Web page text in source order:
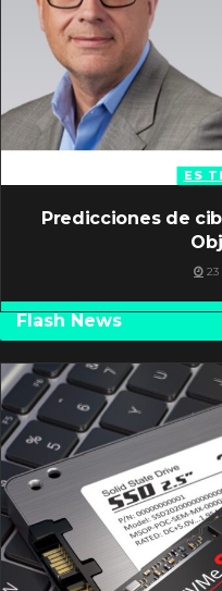
ES
Predicciones de
23
Flash News